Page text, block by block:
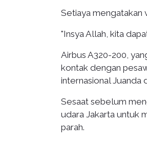
Setiaya mengatakan
"Insya Allah, kita
Airbus A320-200,
kontak dengan
internasional Juanda
Sesaat sebelum
udara Jakarta untuk
parah.